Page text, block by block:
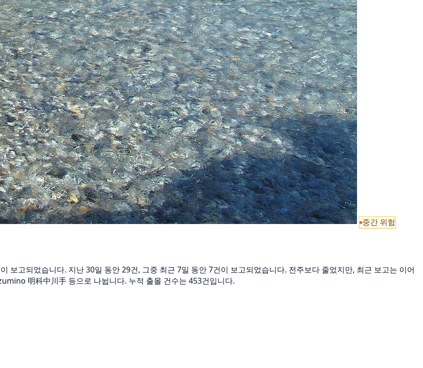
중간 위험
보고되었습니다. 지난 30일 동안 29건, 그중 최근 7일 동안 7건이 보고되었습니다. 전주보다 줄었지만, 최근 보고는 이어
明科中川手 등으로 나뉩니다. 누적 출몰 건수는 453건입니다.